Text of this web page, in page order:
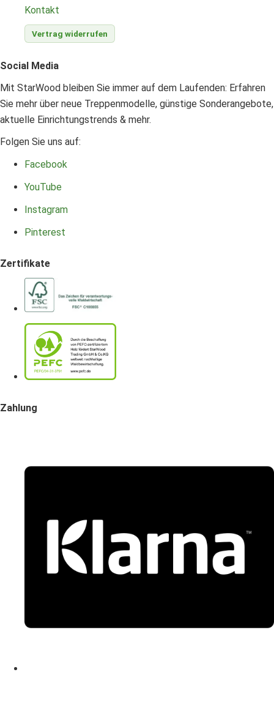
Kontakt
Vertrag widerrufen
Social Media
Mit StarWood bleiben Sie immer auf dem Laufenden: Erfahren
Sie mehr über neue Treppenmodelle, günstige Sonderangebote,
aktuelle Einrichtungstrends & mehr.
Folgen Sie uns auf:
Facebook
YouTube
Instagram
Pinterest
Zertifikate
Zahlung